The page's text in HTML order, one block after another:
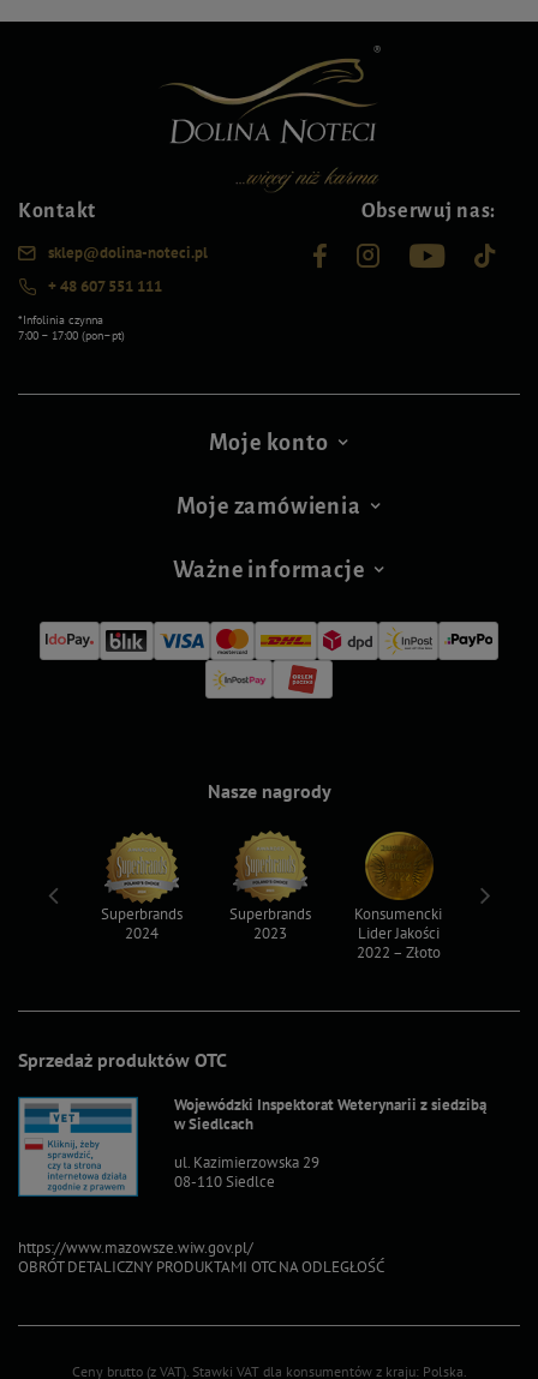
Kontakt
sklep@dolina-noteci.pl
+ 48 607 551 111
*Infolinia czynna
7:00 – 17:00 (pon–pt)
Obserwuj nas:
Moje konto
Moje zamówienia
Ważne informacje
Sprzedaż produktów OTC
Wojewódzki Inspektorat Weterynarii z siedzibą
w Siedlcach
ul. Kazimierzowska 29
08-110 Siedlce
https://www.mazowsze.wiw.gov.pl/
OBRÓT DETALICZNY PRODUKTAMI OTC NA ODLEGŁOŚĆ
Nasze nagrody
Superbrands
2024
Superbrands
2023
Konsumencki
Lider Jakości
2022 – Złoto
Ceny brutto (z VAT). Stawki VAT dla konsumentów z kraju: Polska.